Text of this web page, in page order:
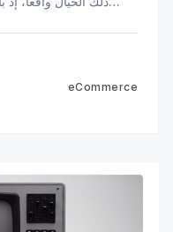
eCommerce